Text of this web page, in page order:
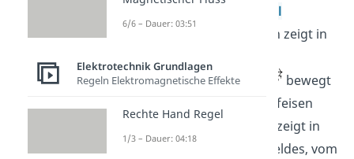
findet die
linke Hand Regel
Anwendung. Dein Daumen zeigt in
Elektronenmit der Kraft
bewegt
werden, also „aus dem Hufeisen
heraus“. Dein Zeigefinger zeigt in
die Richtung des Magnetfeldes, vom
6/6 – Dauer: 03:51
Elektrotechnik Grundlagen
Regeln Elektromagnetische Effekte
Rechte Hand Regel
1/3 – Dauer: 04:18